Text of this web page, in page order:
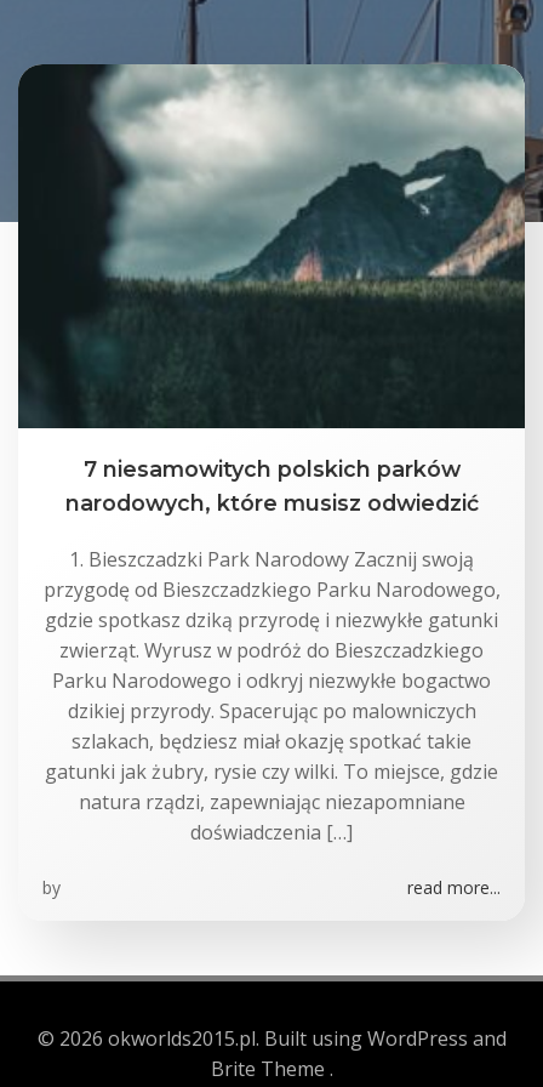
7 niesamowitych polskich parków
narodowych, które musisz odwiedzić
1. Bieszczadzki Park Narodowy Zacznij swoją
przygodę od Bieszczadzkiego Parku Narodowego,
gdzie spotkasz dziką przyrodę i niezwykłe gatunki
zwierząt. Wyrusz w podróż do Bieszczadzkiego
Parku Narodowego i odkryj niezwykłe bogactwo
dzikiej przyrody. Spacerując po malowniczych
szlakach, będziesz miał okazję spotkać takie
gatunki jak żubry, rysie czy wilki. To miejsce, gdzie
natura rządzi, zapewniając niezapomniane
doświadczenia […]
by read more...
© 2026 okworlds2015.pl. Built using WordPress and
Brite Theme .